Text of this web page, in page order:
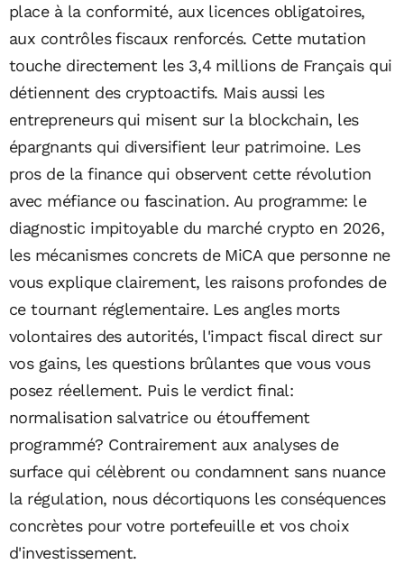
place à la conformité, aux licences obligatoires,
aux contrôles fiscaux renforcés. Cette mutation
touche directement les 3,4 millions de Français qui
détiennent des cryptoactifs. Mais aussi les
entrepreneurs qui misent sur la blockchain, les
épargnants qui diversifient leur patrimoine. Les
pros de la finance qui observent cette révolution
avec méfiance ou fascination. Au programme: le
diagnostic impitoyable du marché crypto en 2026,
les mécanismes concrets de MiCA que personne ne
vous explique clairement, les raisons profondes de
ce tournant réglementaire. Les angles morts
volontaires des autorités, l'impact fiscal direct sur
vos gains, les questions brûlantes que vous vous
posez réellement. Puis le verdict final:
normalisation salvatrice ou étouffement
programmé? Contrairement aux analyses de
surface qui célèbrent ou condamnent sans nuance
la régulation, nous décortiquons les conséquences
concrètes pour votre portefeuille et vos choix
d'investissement.